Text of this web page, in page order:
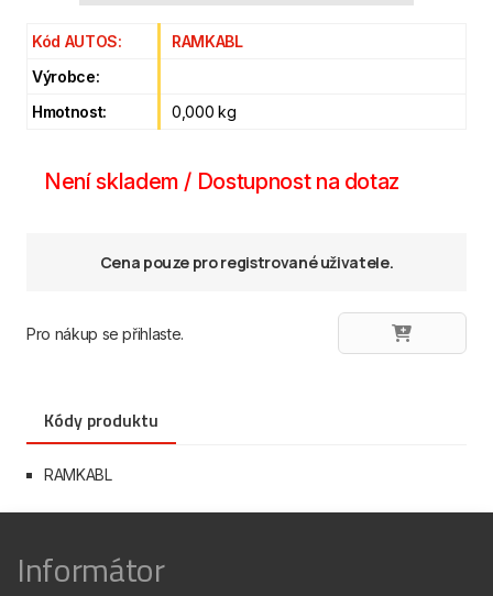
Kód AUTOS:
RAMKABL
Výrobce:
Hmotnost:
0,000 kg
Není skladem / Dostupnost na dotaz
Cena pouze pro registrované uživatele.
Pro nákup se přihlaste.
Kódy produktu
RAMKABL
Informátor